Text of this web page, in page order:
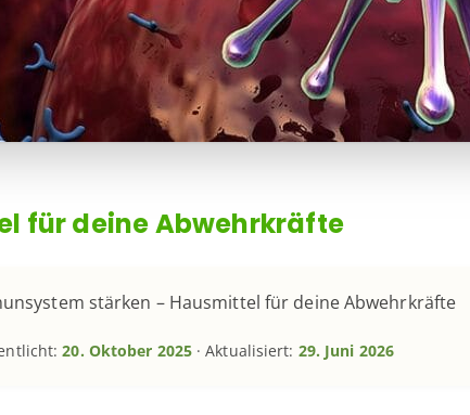
für deine Abwehrkräfte
stärken – Hausmittel für deine Abwehrkräfte
20. Oktober 2025· Aktualisiert: 29. Juni 2026